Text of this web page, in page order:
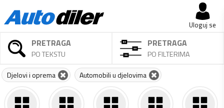
Uloguj se
PRETRAGA
PO TEKSTU
PRETRAGA
PO FILTERIMA
Djelovi i oprema Automobili u djelovima